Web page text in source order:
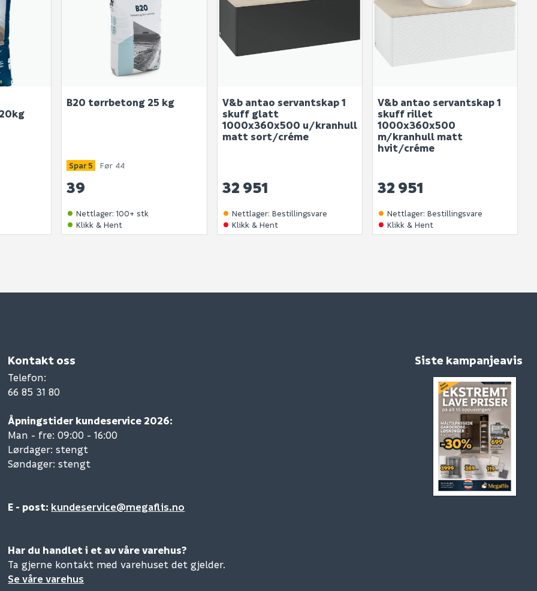
B20 tørrbetong 25 kg
39
Spar 5 Før 44
Nettlager:100+ stk
Klikk & Hent
V&b antao servantskap 1
skuff glatt
1000x360x500 u/kranhull
matt sort/créme
32 951
Nettlager: Bestillingsvare
Klikk & Hent
V&b antao servantskap 1
skuff rillet
1000x360x500
m/kranhull matt
hvit/créme
32 951
Nettlager: Bestillingsvare
Klikk & Hent
Kontakt oss
Telefon:
66 85 31 80
Åpningstider kundeservice 2026:
Man - fre: 09:00 - 16:00
Lørdager: stengt
Søndager: stengt
E - post: kundeservice@megaflis.no
Har du handlet i et av våre varehus?
Ta gjerne kontakt med varehuset det gjelder.
Se våre varehus
Siste kampanjeavis